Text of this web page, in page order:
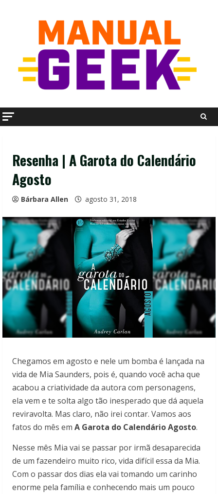
Resenha | A Garota do Calendário
Agosto
Bárbara Allen agosto 31, 2018
Chegamos em agosto e nele um bomba é lançada na
vida de Mia Saunders, pois é, quando você acha que
acabou a criatividade da autora com personagens,
ela vem e te solta algo tão inesperado que dá aquela
reviravolta. Mas claro, não irei contar. Vamos aos
fatos do mês em A Garota do Calendário Agosto.
Nesse mês Mia vai se passar por irmã desaparecida
de um fazendeiro muito rico, vida difícil essa da Mia.
Com o passar dos dias ela vai tomando um carinho
enorme pela família e conhecendo mais um pouco